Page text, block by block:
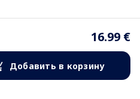
16.99 €
Добавить в корзину